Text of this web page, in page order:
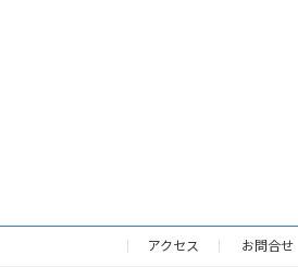
アクセス お問合せ